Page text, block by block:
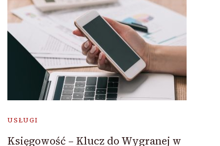
USŁUGI
Księgowość – Klucz do Wygranej w